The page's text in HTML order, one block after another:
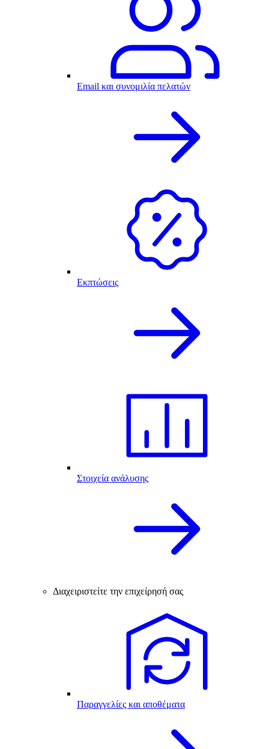
Email και συνομιλία πελατών
Εκπτώσεις
Στοιχεία ανάλυσης
Διαχειριστείτε την επιχείρησή σας
Παραγγελίες και αποθέματα